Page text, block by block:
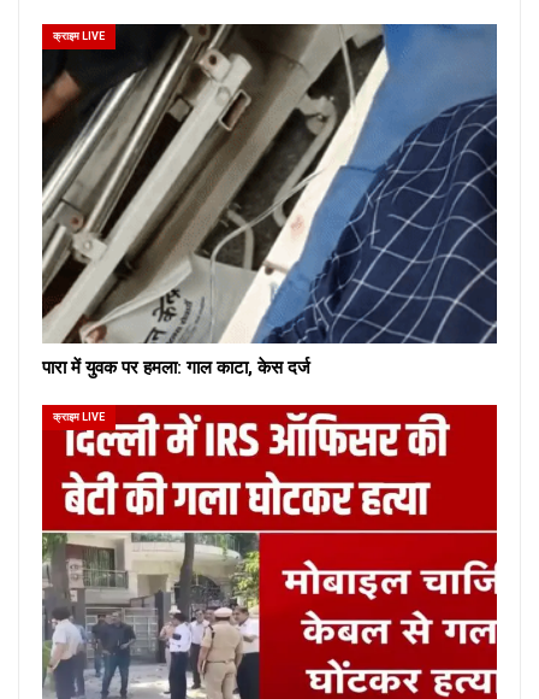
क्राइम LIVE
पारा में युवक पर हमला: गाल काटा, केस दर्ज
क्राइम LIVE